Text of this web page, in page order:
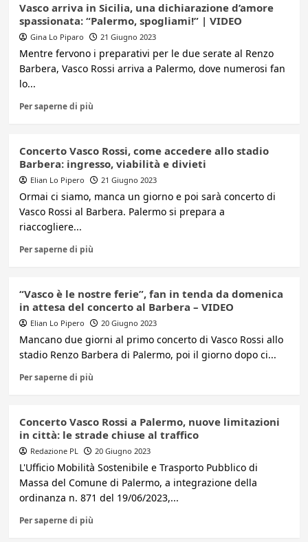
Vasco arriva in Sicilia, una dichiarazione d’amore
spassionata: “Palermo, spogliami!” | VIDEO
Gina Lo Piparo 21 Giugno 2023
Mentre fervono i preparativi per le due serate al Renzo
Barbera, Vasco Rossi arriva a Palermo, dove numerosi fan
lo...
Per saperne di più
Concerto Vasco Rossi, come accedere allo stadio
Barbera: ingresso, viabilità e divieti
Elian Lo Pipero 21 Giugno 2023
Ormai ci siamo, manca un giorno e poi sarà concerto di
Vasco Rossi al Barbera. Palermo si prepara a
riaccogliere...
Per saperne di più
“Vasco è le nostre ferie”, fan in tenda da domenica
in attesa del concerto al Barbera – VIDEO
Elian Lo Pipero 20 Giugno 2023
Mancano due giorni al primo concerto di Vasco Rossi allo
stadio Renzo Barbera di Palermo, poi il giorno dopo ci...
Per saperne di più
Concerto Vasco Rossi a Palermo, nuove limitazioni
in città: le strade chiuse al traffico
Redazione PL 20 Giugno 2023
L'Ufficio Mobilità Sostenibile e Trasporto Pubblico di
Massa del Comune di Palermo, a integrazione della
ordinanza n. 871 del 19/06/2023,...
Per saperne di più